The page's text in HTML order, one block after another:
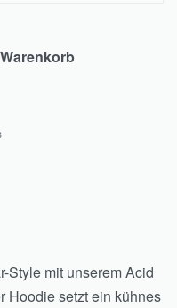
Style mit unserem Acid
Hoodie setzt ein kühnes